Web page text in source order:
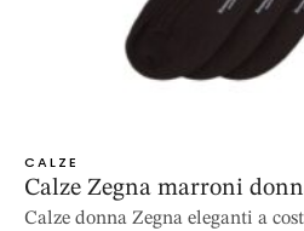
CALZE
Calze Zegna marroni
Calze donna Zegna eleganti a